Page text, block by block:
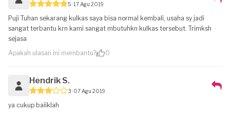
5 17 Agu 2019
Puji Tuhan sekarang kulkas saya bisa normal kembali, usaha sy jadi
sangat terbantu krn kami sangat mbutuhkn kulkas tersebut. Trimksh
sejasa
Apakah ulasan ini membantu?
0
Hendrik S.
3 07 Agu 2019
ya cukup baiiklah